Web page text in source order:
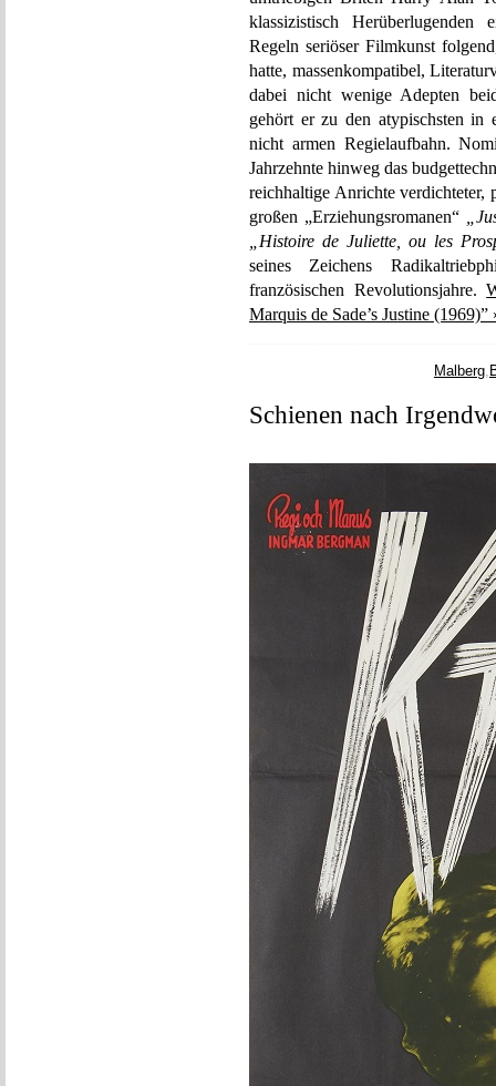
klassizistisch Herüberlugenden
Regeln seriöser Filmkunst
hatte, massenkompatibel,
dabei nicht wenige Adepten
gehört er zu den atypischsten in
nicht armen Regielaufbahn.
Jahrzehnte hinweg das
reichhaltige Anrichte verdichteter,
großen „Erziehungsromanen“
„Histoire de Juliette, ou les
seines Zeichens
französischen Revolutionsjahre.
Marquis de Sade’s Justine (1969)”
Malberg,
Schienen nach